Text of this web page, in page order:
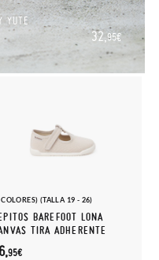
YUTE
32,95€
(TALLA 19 - 26)
BAREFOOT LONA
TIRA ADHERENTE
95€